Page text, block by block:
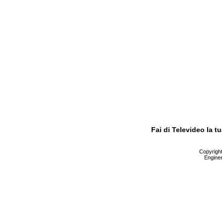
Fai di Televideo la